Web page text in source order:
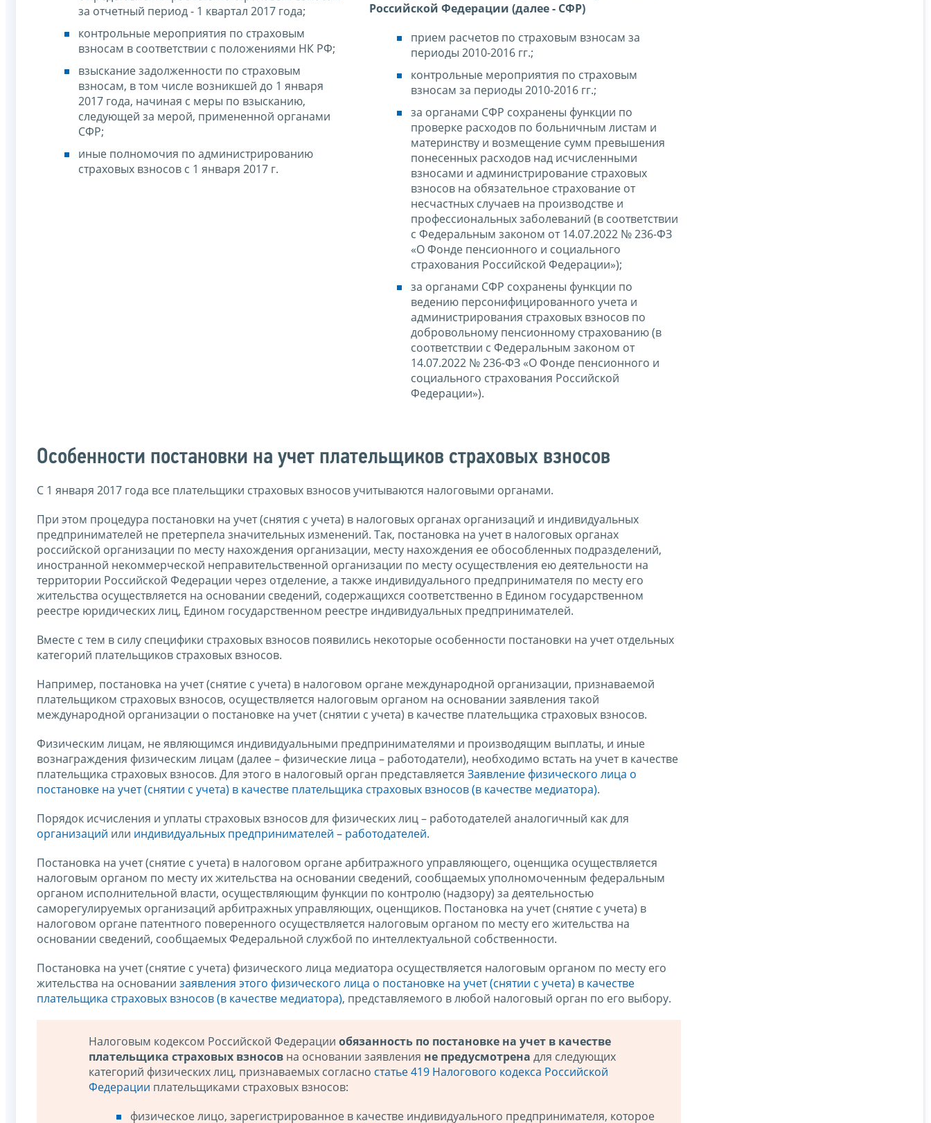
за отчетный период - 1 квартал 2017 года;
контрольные мероприятия по страховым
взносам в соответствии с положениями НК РФ;
взыскание задолженности по страховым
взносам, в том числе возникшей до 1 января
2017 года, начиная с меры по взысканию,
следующей за мерой, примененной органами
СФР;
иные полномочия по администрированию
страховых взносов с 1 января 2017 г.
Российской Федерации (далее - СФР)
прием расчетов по страховым взносам за
периоды 2010-2016 гг.;
контрольные мероприятия по страховым
взносам за периоды 2010-2016 гг.;
за органами СФР сохранены функции по
проверке расходов по больничным листам и
материнству и возмещение сумм превышения
понесенных расходов над исчисленными
взносами и администрирование страховых
взносов на обязательное страхование от
несчастных случаев на производстве и
профессиональных заболеваний (в соответствии
с Федеральным законом от 14.07.2022 № 236-ФЗ
«О Фонде пенсионного и социального
страхования Российской Федерации»);
за органами СФР сохранены функции по
ведению персонифицированного учета и
администрирования страховых взносов по
добровольному пенсионному страхованию (в
соответствии с Федеральным законом от
14.07.2022 № 236-ФЗ «О Фонде пенсионного и
социального страхования Российской
Федерации»).
Особенности постановки на учет плательщиков страховых взносов
С 1 января 2017 года все плательщики страховых взносов учитываются налоговыми органами.
При этом процедура постановки на учет (снятия с учета) в налоговых органах организаций и индивидуальных
предпринимателей не претерпела значительных изменений. Так, постановка на учет в налоговых органах
российской организации по месту нахождения организации, месту нахождения ее обособленных подразделений,
иностранной некоммерческой неправительственной организации по месту осуществления ею деятельности на
территории Российской Федерации через отделение, а также индивидуального предпринимателя по месту его
жительства осуществляется на основании сведений, содержащихся соответственно в Едином государственном
реестре юридических лиц, Едином государственном реестре индивидуальных предпринимателей.
Вместе с тем в силу специфики страховых взносов появились некоторые особенности постановки на учет отдельных
категорий плательщиков страховых взносов.
Например, постановка на учет (снятие с учета) в налоговом органе международной организации, признаваемой
плательщиком страховых взносов, осуществляется налоговым органом на основании заявления такой
международной организации о постановке на учет (снятии с учета) в качестве плательщика страховых взносов.
Физическим лицам, не являющимся индивидуальными предпринимателями и производящим выплаты, и иные
вознаграждения физическим лицам (далее – физические лица – работодатели), необходимо встать на учет в качестве
плательщика страховых взносов. Для этого в налоговый орган представляется Заявление физического лица о
постановке на учет (снятии с учета) в качестве плательщика страховых взносов (в качестве медиатора).
Порядок исчисления и уплаты страховых взносов для физических лиц – работодателей аналогичный как для
организаций или индивидуальных предпринимателей – работодателей.
Постановка на учет (снятие с учета) в налоговом органе арбитражного управляющего, оценщика осуществляется
налоговым органом по месту их жительства на основании сведений, сообщаемых уполномоченным федеральным
органом исполнительной власти, осуществляющим функции по контролю (надзору) за деятельностью
саморегулируемых организаций арбитражных управляющих, оценщиков. Постановка на учет (снятие с учета) в
налоговом органе патентного поверенного осуществляется налоговым органом по месту его жительства на
основании сведений, сообщаемых Федеральной службой по интеллектуальной собственности.
Постановка на учет (снятие с учета) физического лица медиатора осуществляется налоговым органом по месту его
жительства на основании заявления этого физического лица о постановке на учет (снятии с учета) в качестве
плательщика страховых взносов (в качестве медиатора), представляемого в любой налоговый орган по его выбору.
Налоговым кодексом Российской Федерации обязанность по постановке на учет в качестве
плательщика страховых взносов на основании заявления не предусмотрена для следующих
категорий физических лиц, признаваемых согласно статье 419 Налогового кодекса Российской
Федерации плательщиками страховых взносов:
физическое лицо, зарегистрированное в качестве индивидуального предпринимателя, которое